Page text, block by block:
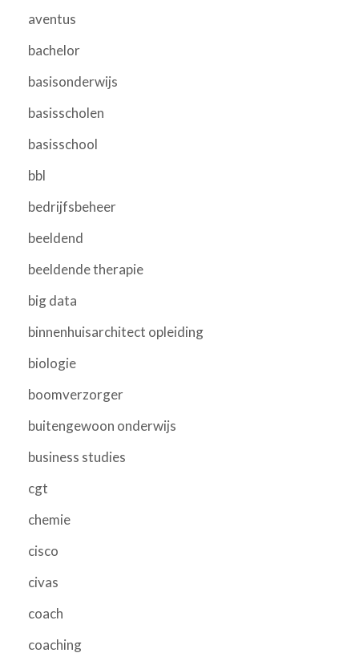
aventus
bachelor
basisonderwijs
basisscholen
basisschool
bbl
bedrijfsbeheer
beeldend
beeldende therapie
big data
binnenhuisarchitect opleiding
biologie
boomverzorger
buitengewoon onderwijs
business studies
cgt
chemie
cisco
civas
coach
coaching